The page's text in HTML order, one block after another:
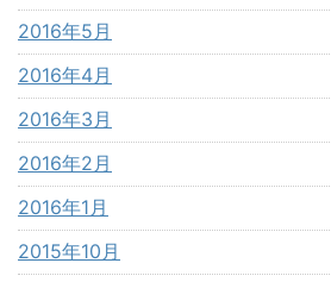
2016年5月
2016年4月
2016年3月
2016年2月
2016年1月
2015年10月